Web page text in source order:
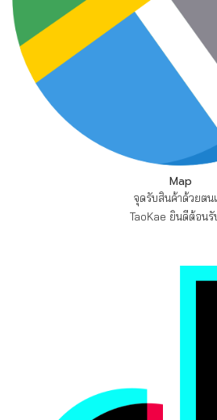
Map
จุดรับสินค้าด้วยตน
TaoKae ยินดีต้อนรั